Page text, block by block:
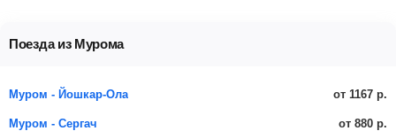
Поезда из Мурома
Муром - Йошкар-Ола от 1167 р.
Муром - Сергач от 880 р.